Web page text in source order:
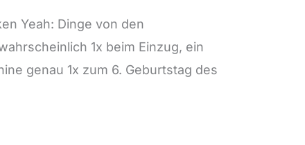
Yeah: Dinge von den
1x beim Einzug, ein
genau 1x zum 6. Geburtstag des